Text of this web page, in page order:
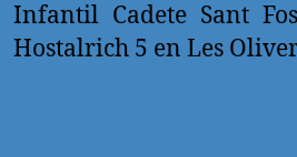
Infantil Cadete Sant
Hostalrich 5 en Les